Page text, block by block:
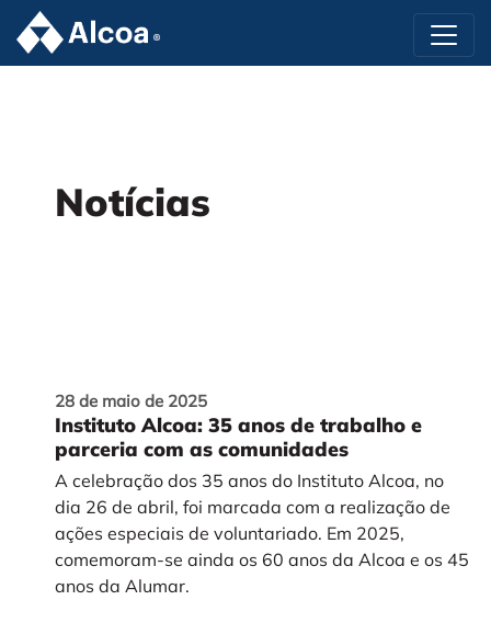
Notícias
28 de maio de 2025
Instituto Alcoa: 35 anos de trabalho e
parceria com as comunidades
A celebração dos 35 anos do Instituto Alcoa, no
dia 26 de abril, foi marcada com a realização de
ações especiais de voluntariado. Em 2025,
comemoram-se ainda os 60 anos da Alcoa e os 45
anos da Alumar.